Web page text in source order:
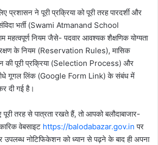
प्रशासन ने पूरी प्रक्रिया को पूरी तरह पारदर्शी और
भर्ती (Swami Atmanand School
नियम जैसे- पदवार आवश्यक शैक्षणिक योग्यता
के नियम (Reservation Rules), मासिक
की पूरी प्रक्रिया (Selection Process) और
गूगल लिंक (Google Form Link) के संबंध में
दी गई है।
तरह से पात्रता रखते हैं, तो आपको बलौदाबाजार-
वेबसाइट https://balodabazar.gov.in पर
उपलब्ध नोटिफिकेशन को ध्यान से पढ़ने के बाद ही अपना